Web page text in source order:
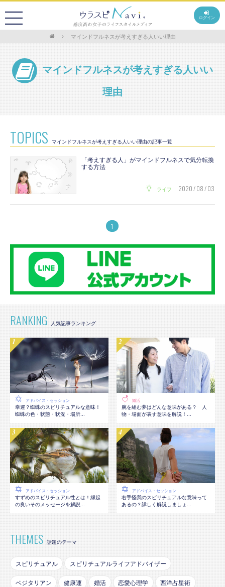
ログイン
マインドフルネスが考えすぎる人いい理由
マインドフルネスが考えすぎる人いい
理由
TOPICS マインドフルネスが考えすぎる人いい理由の記事一覧
「考えすぎる人」がマインドフルネスで気分転換
する方法
ライフ 2020 / 08 / 03
1
RANKING
アドバイス・セッション
幸運？蜘蛛のスピリチュアルな意味！
蜘蛛の色・状態・状況・場所...
婚活
腕を組む夢はどんな意味がある？ 人
物・場面が表す意味を解説！...
アドバイス・セッション
すずめのスピリチュアル性とは！縁起
の良いそのメッセージを解説...
アドバイス・セッション
右手怪我のスピリチュアルな意味って
あるの？詳しく解説しましょ...
THEMES 話題のテーマ
スピリチュアル スピリチュアルライフアドバイザー
ベジタリアン 健康運 婚活 恋愛心理学 西洋占星術